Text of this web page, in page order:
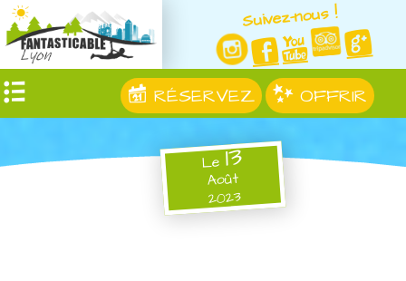
Suivez-nous !
RÉSERVEZ OFFRIR
Le13
Août
2023